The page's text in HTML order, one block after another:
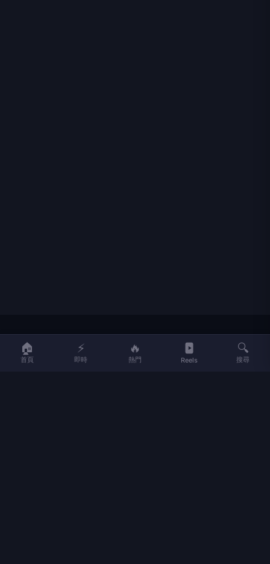
LIFE
LIFE 生活網是台灣領先的生活資訊平台，提供即時新聞、生活、健康、
🏠
首頁
⚡
即時
🔥
熱門 Reels
🔍
搜尋